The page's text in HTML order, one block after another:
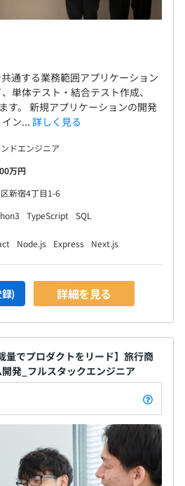
通する業務範囲アプリケーション
単体テスト・結合テスト作成、
す。 新規アプリケーションの開発
ン... 詳しく見る
ドエンジニア
万円
新宿4丁目1-6
TypeScript
SQL
Node.js Express Next.js
) 詳細を見る
量でプロダクトをリード】旅行商
発_フルスタックエンジニア